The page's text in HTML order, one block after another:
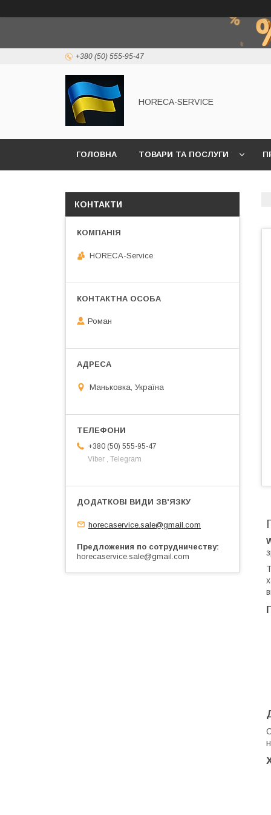
+380 (50) 555-95-47
HORECA-SERVICE
ГОЛОВНА ТОВАРИ ТА ПОСЛУГИ
КОНТАКТИ
HORECA-Service
Роман
Маньковка, Україна
+380 (50) 555-95-47
Viber , Telegram
horecaservice.sale@gmail.com
Предложения по сотрудничеству
horecaservice.sale@gmail.com